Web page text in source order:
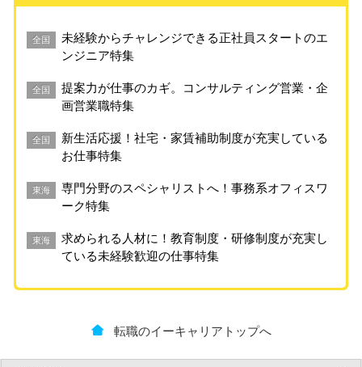
全国
未経験からチャレンジできる正社員スタートのエ
ンジニア特集
全国
提案力が仕事のカギ。コンサルティング営業・企
画営業職特集
全国
新生活応援！社宅・家賃補助制度が充実している
お仕事特集
東海
専門分野のスペシャリストへ！事務系オフィスワ
ーク特集
東海
求められる人材に！教育制度・研修制度が充実し
ている未経験歓迎の仕事特集
転職のイーキャリアトップへ